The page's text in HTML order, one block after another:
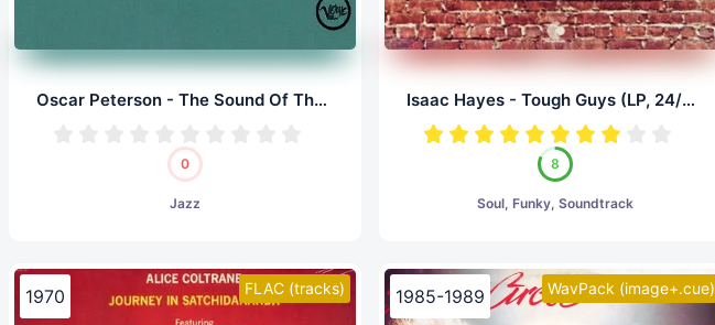
Oscar Peterson - The Sound Of The Trio (LP, 24/96.0)
0
Jazz
Isaac Hayes - Tough Guys (LP, 24/96.0)
8
Soul, Funky, Soundtrack
FLAC (tracks)
1970 WavPack (image+.cue)
1985-1989